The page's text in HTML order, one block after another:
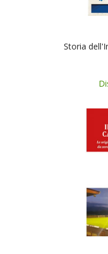
Storia